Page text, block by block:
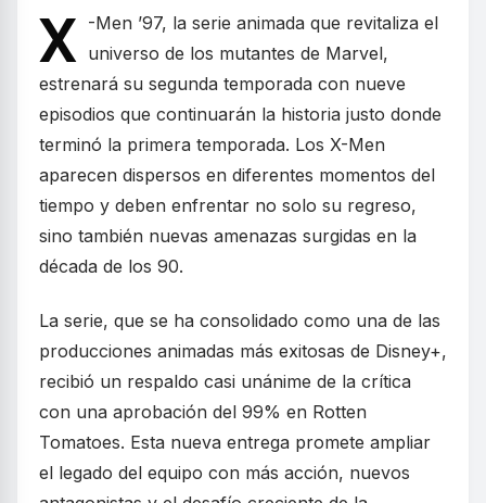
X -Men ’97, la serie animada que revitaliza el
universo de los mutantes de Marvel,
estrenará su segunda temporada con nueve
episodios que continuarán la historia justo donde
terminó la primera temporada. Los X-Men
aparecen dispersos en diferentes momentos del
tiempo y deben enfrentar no solo su regreso,
sino también nuevas amenazas surgidas en la
década de los 90.
La serie, que se ha consolidado como una de las
producciones animadas más exitosas de Disney+,
recibió un respaldo casi unánime de la crítica
con una aprobación del 99% en Rotten
Tomatoes. Esta nueva entrega promete ampliar
el legado del equipo con más acción, nuevos